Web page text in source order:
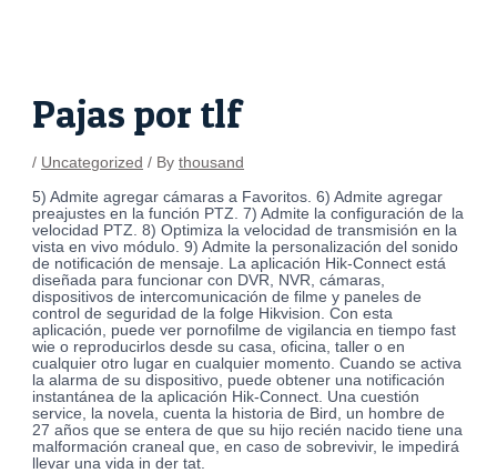
Pajas por tlf
/ Uncategorized / Bythousand
5) Admite agregar cámaras a Favoritos. 6) Admite agregar
preajustes en la función PTZ. 7) Admite la configuración de la
velocidad PTZ. 8) Optimiza la velocidad de transmisión en la
vista en vivo módulo. 9) Admite la personalización del sonido
de notificación de mensaje. La aplicación Hik-Connect está
diseñada para funcionar con DVR, NVR, cámaras,
dispositivos de intercomunicación de filme y paneles de
control de seguridad de la folge Hikvision. Con esta
aplicación, puede ver pornofilme de vigilancia en tiempo fast
wie o reproducirlos desde su casa, oficina, taller o en
cualquier otro lugar en cualquier momento. Cuando se activa
la alarma de su dispositivo, puede obtener una notificación
instantánea de la aplicación Hik-Connect. Una cuestión
service, la novela, cuenta la historia de Bird, un hombre de
27 años que se entera de que su hijo recién nacido tiene una
malformación craneal que, en caso de sobrevivir, le impedirá
llevar una vida in der tat.